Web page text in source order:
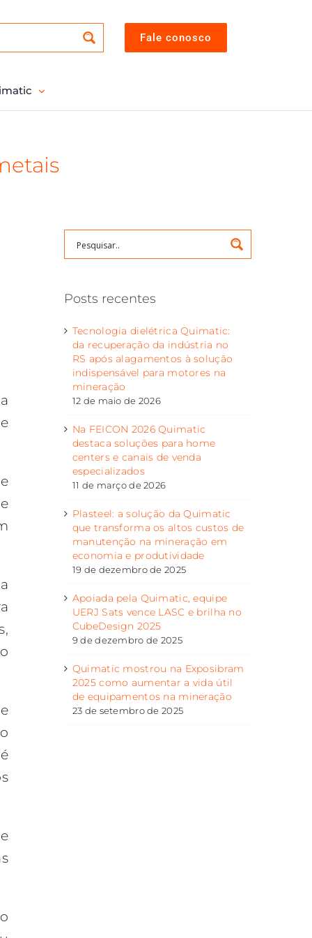
Fale conosco
Posts recentes
Tecnologia dielétrica Quimatic:
da recuperação da indústria no
RS após alagamentos à solução
indispensável para motores na
mineração
12 de maio de 2026
Na FEICON 2026 Quimatic
destaca soluções para home
centers e canais de venda
especializados
11 de março de 2026
Plasteel: a solução da Quimatic
que transforma os altos custos de
manutenção na mineração em
economia e produtividade
19 de dezembro de 2025
Apoiada pela Quimatic, equipe
UERJ Sats vence LASC e brilha no
CubeDesign 2025
9 de dezembro de 2025
Quimatic mostrou na Exposibram
2025 como aumentar a vida útil
de equipamentos na mineração
23 de setembro de 2025